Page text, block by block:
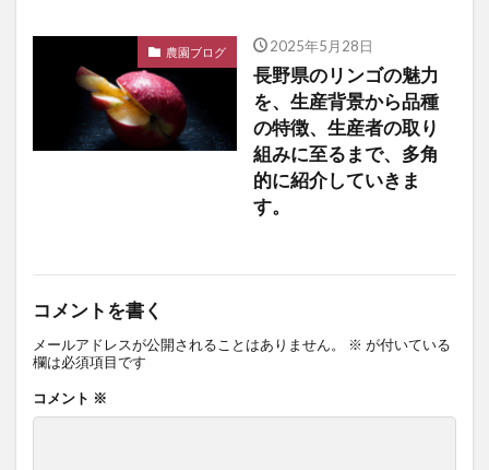
農園ブログ 2025年5月28日
長野県のリンゴの魅力
を、生産背景から品種
の特徴、生産者の取り
組みに至るまで、多角
的に紹介していきま
す。
コメントを書く
メールアドレスが公開されることはありません。 ※ が付いている
欄は必須項目です
コメント ※